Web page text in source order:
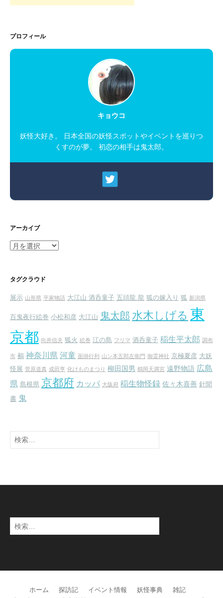
プロフィール
キョウコ
妖怪大好き。 日本全国の妖怪スポットやイベントを巡りつ
くすのが夢。 初恋の相手は鬼太郎。
アーカイブ
ア
イ
タグクラウド
展示 山形県 平家物語 大江山 酒呑童子 五頭龍.龍 狐の嫁入り 狐 新潟県
百鬼夜行絵巻 小松和彦 大江山 鬼太郎 水木しげる 東
京都 向井信夫 狐火 絵巻 江の島 フリマ 酒呑童子 稲生平太郎 調布
市 鵺 神奈川県 河童 面掛行列 山ン本五郎左衛門 御霊神社 京極夏彦 大妖
怪展 菅原道真 成田亨 化けものまつり 柳田国男 鶴岡天満宮 遠野物語 広島
県 島根県 京都府 カッパ 大阪府 稲生物怪録 佐々木喜善 針聞
書 鬼
検
索:
検
索:
ホーム 探訪記 イベント情報 妖怪事典
雑記